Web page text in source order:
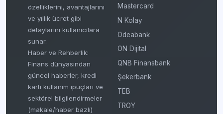
özelliklerini, avantajlarını
ve yıllık ücret gibi
detaylarını kullanıcılara
sunar.
Haber ve Rehberlik:
Finans dünyasından
güncel haberler, kredi
kartı kullanım ipuçları ve
sektörel bilgilendirmeler
(makale/haber bazlı)
Mastercard
N Kolay
Odeabank
ON Dijital
QNB Finansbank
Şekerbank
TEB
TROY